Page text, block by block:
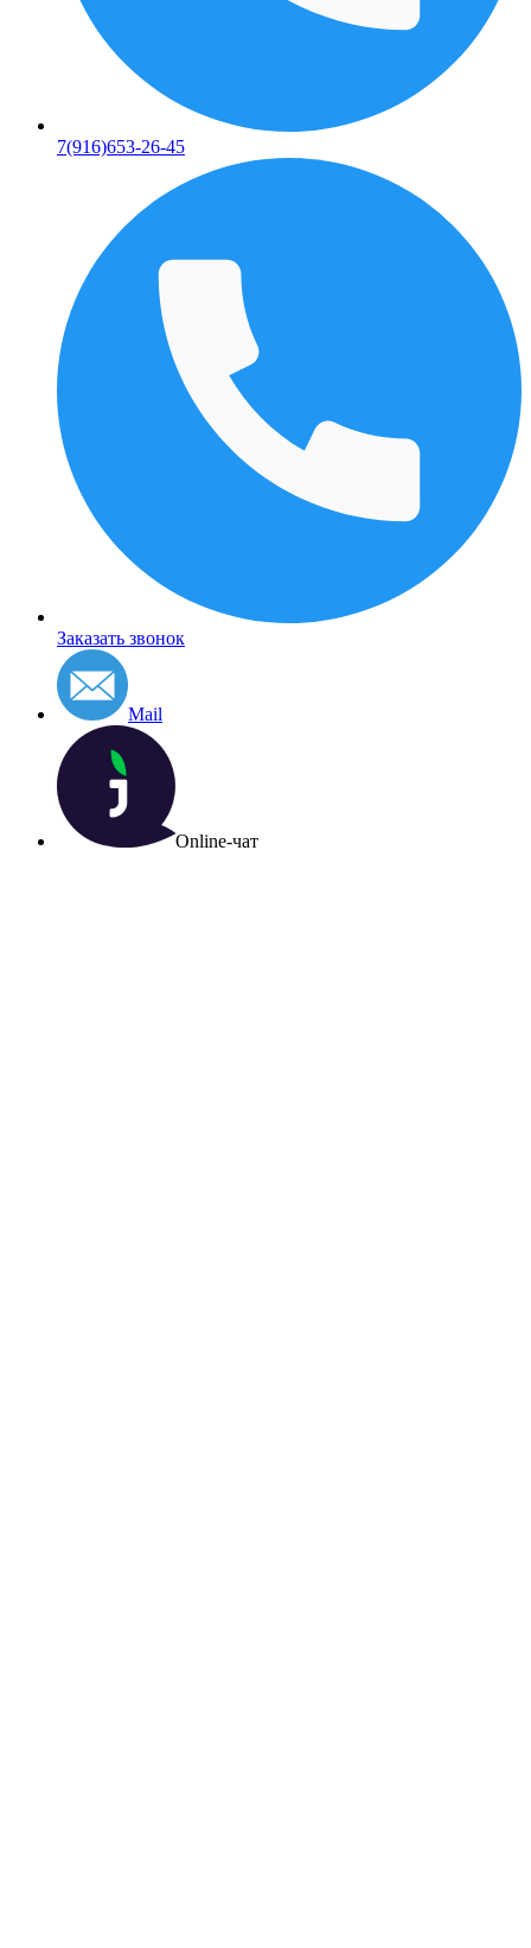
7(916)653-26-45
Заказать звонок
Mail
Online-чат